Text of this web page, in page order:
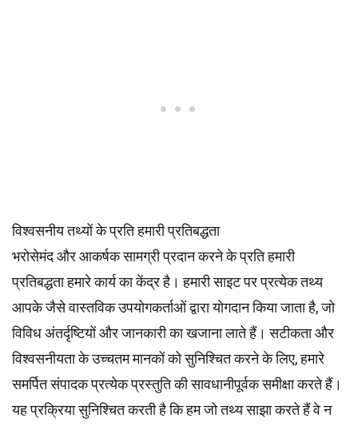
विश्वसनीय तथ्यों के प्रति हमारी प्रतिबद्धता
भरोसेमंद और आकर्षक सामग्री प्रदान करने के प्रति हमारी
प्रतिबद्धता हमारे कार्य का केंद्र है। हमारी साइट पर प्रत्येक तथ्य
आपके जैसे वास्तविक उपयोगकर्ताओं द्वारा योगदान किया जाता है, जो
विविध अंतर्दृष्टियों और जानकारी का खजाना लाते हैं। सटीकता और
विश्वसनीयता के उच्चतममानकोंको सुनिश्चित करने के लिए, हमारे
समर्पितसंपादकप्रत्येक प्रस्तुति की सावधानीपूर्वक समीक्षा करते हैं।
यह प्रक्रिया सुनिश्चित करती है कि हम जो तथ्य साझा करते हैं वे न